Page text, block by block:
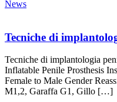
News
Tecniche di
Tecniche di implantologia
Inflatable Penile Prosthesis
Female to Male Gender
M1,2, Garaffa G1, Gillo […]